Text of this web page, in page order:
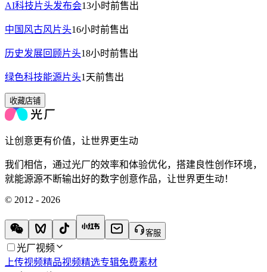
AI科技片头发布会13小时前售出
中国风古风片头16小时前售出
历史发展回顾片头18小时前售出
绿色科技能源片头1天前售出
收藏店铺
让创意更有价值，让世界更生动
我们相信，通过光厂的效率和体验优化，搭建良性创作环境，
就能源源不断输出好的数字创意作品，让世界更生动！
© 2012 - 2026
客服
光厂视频
上传视频精品视频精选专辑免费素材